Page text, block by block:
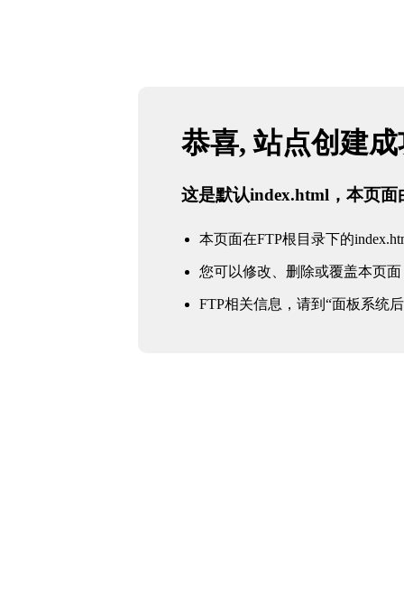
恭喜, 站点创建
这是默认index.html，本页面
本页面在FTP根目录下的
您可以修改、删除或覆盖本页面
FTP相关信息，请到“面板系统